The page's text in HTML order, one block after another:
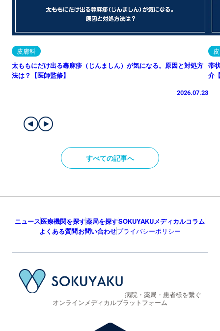
皮膚科
太ももにだけ出る蕁麻疹（じんましん）が気になる。原因と対処方
法は？【医師監修】
2026.07.23
帯
介
すべての記事へ
ニュース医療機関を探す薬局を探すSOKUYAKUメディカルコラム
よくある質問お問い合わせプライバシーポリシー
病院・薬局・患者様を繋ぐ
オンラインメディカルプラットフォーム